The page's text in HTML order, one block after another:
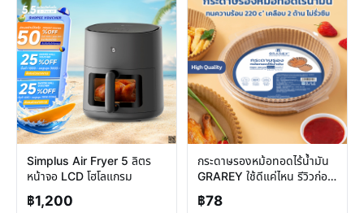
Simplus Air Fryer 5 ลิตร
หน้าจอ LCD โฮโลแกรม
฿1,200
กระดาษรองหม้อทอดไร้น้ำมัน
GRAREY ใช้ดีแค่ไหน รีวิวก่อน
ตัดสินใจ
฿78